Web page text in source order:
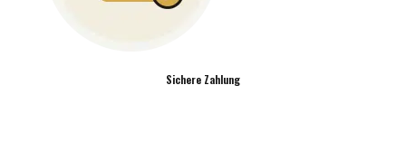
Sichere Zahlung